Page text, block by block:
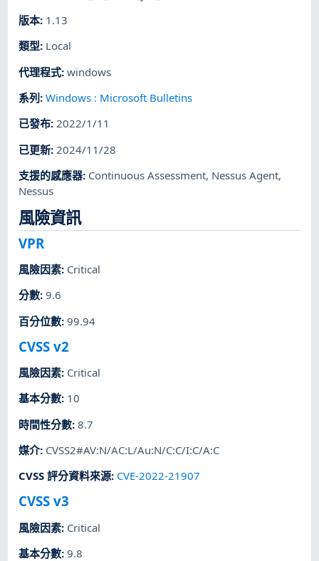
版本: 1.13
類型: Local
代理程式:windows
系列 :Windows : Microsoft Bulletins
已發布:2022/1/11
已更新: 2024/11/28
支援的感應器: Continuous Assessment, Nessus Agent,
Nessus
風險資訊
VPR
風險因素: Critical
分數:9.6
百分位數:99.94
CVSS v2
風險因素: Critical
基本分數: 10
時間性分數:8.7
媒介: CVSS2#AV:N/AC:L/Au:N/C:C/I:C/A:C
CVSS 評分資料來源: CVE-2022-21907
CVSS v3
風險因素: Critical
基本分數:9.8